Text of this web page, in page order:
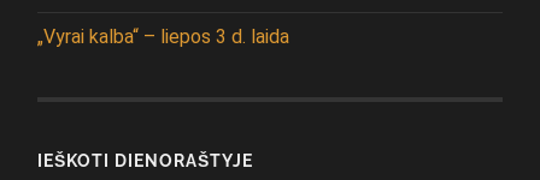
„Vyrai kalba“ – liepos 3 d. laida
IEŠKOTI DIENORAŠTYJE